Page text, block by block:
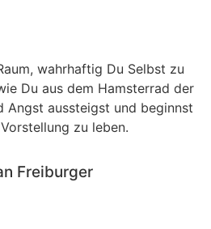
wahrhaftig Du Selbst zu
Du aus dem Hamsterrad der
Angst aussteigst und beginnst
zu leben.
Freiburger